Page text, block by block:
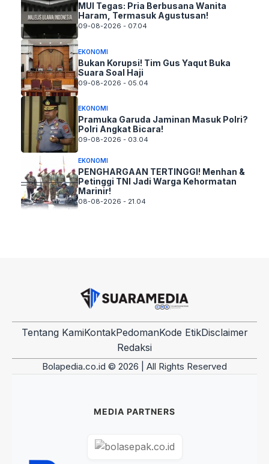
MUI Tegas: Pria Berbusana Wanita
Haram, Termasuk Agustusan!
09-08-2026 - 07.04
EKONOMI
Bukan Korupsi! Tim Gus Yaqut Buka
Suara Soal Haji
09-08-2026 - 05.04
EKONOMI
Pramuka Garuda Jaminan Masuk Polri?
Polri Angkat Bicara!
09-08-2026 - 03.04
EKONOMI
PENGHARGAAN TERTINGGI! Menhan &
Petinggi TNI Jadi Warga Kehormatan
Marinir!
08-08-2026 - 21.04
Tentang KamiKontakPedomanKode EtikDisclaimer
Redaksi
Bolapedia.co.id © 2026 | All Rights Reserved
MEDIA PARTNERS